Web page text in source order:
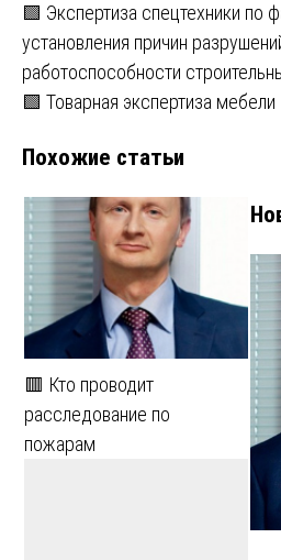
Навигация
по
записям
🟩 Экспертиза спецтехники по
установления причин
работоспособности
🟩 Товарная экспертиза мебели
Похожие статьи
🟥 Кто проводит
расследование по
пожарам